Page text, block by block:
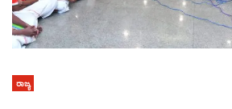
ರಾಜ್ಯ